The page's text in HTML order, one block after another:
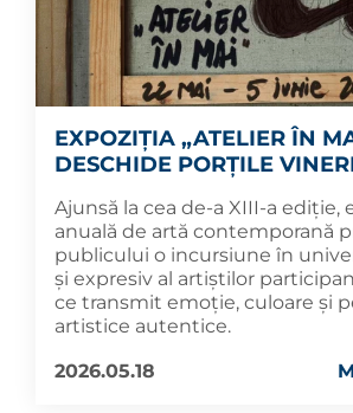
EXPOZIȚIA „ATELIER ÎN
DESCHIDE PORȚILE
Ajunsă la cea de-a XIII-a ediție,
anuală de artă contemporană
publicului o incursiune în
și expresiv al artiștilor
ce transmit emoție, culoare și
artistice autentice.
2026.05.18